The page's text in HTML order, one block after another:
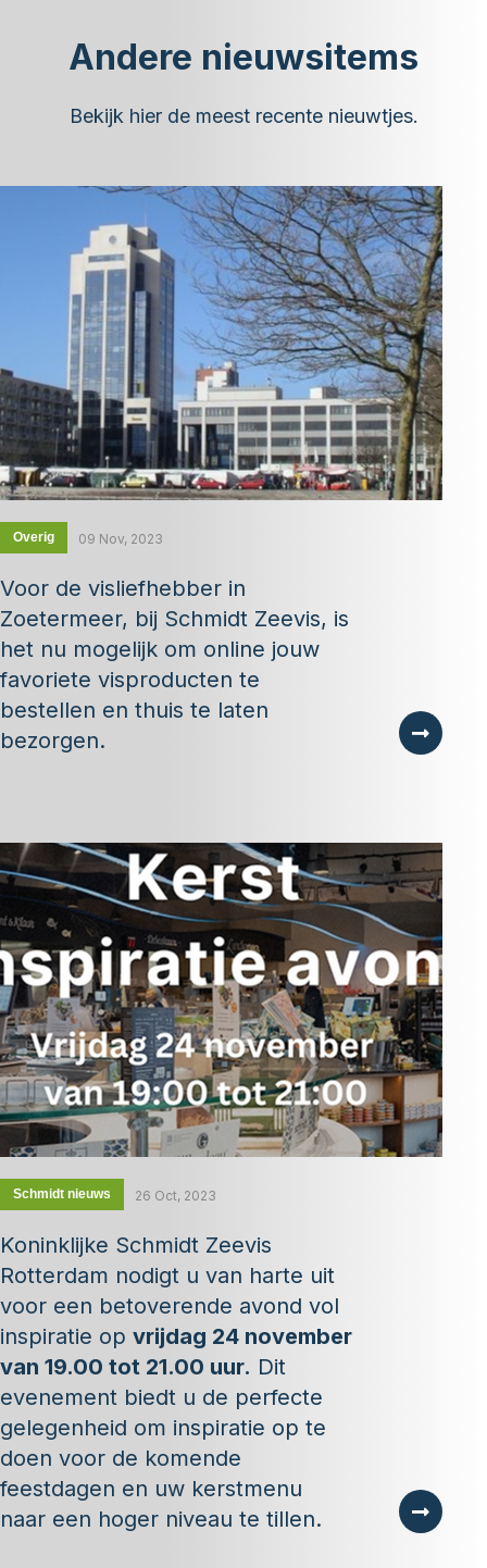
Andere nieuwsitems
Bekijk hier de meest recente nieuwtjes.
Overig 09 Nov, 2023
Voor de visliefhebber in
Zoetermeer, bij Schmidt Zeevis, is
het nu mogelijk om online jouw
favoriete visproducten te
bestellen en thuis te laten
bezorgen.
Schmidt nieuws 26 Oct, 2023
Koninklijke Schmidt Zeevis
Rotterdam nodigt u van harte uit
voor een betoverende avond vol
inspiratie op vrijdag 24 november
van 19.00 tot 21.00 uur. Dit
evenement biedt u de perfecte
gelegenheid om inspiratie op te
doen voor de komende
feestdagen en uw kerstmenu
naar een hoger niveau te tillen.